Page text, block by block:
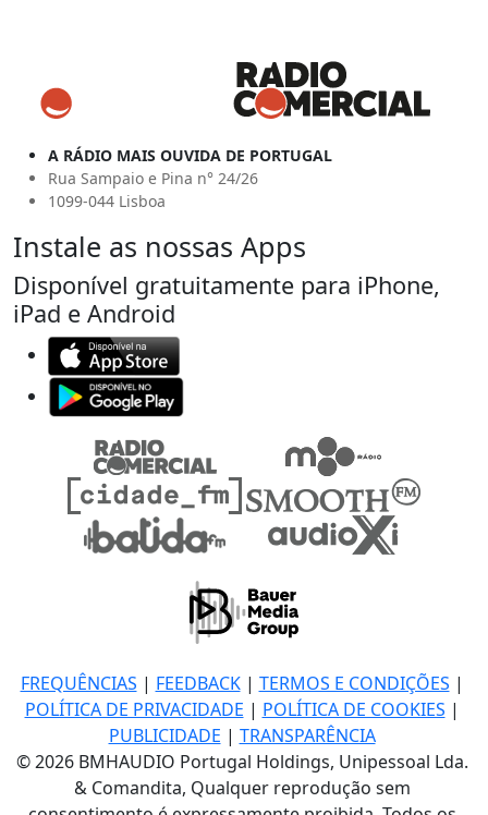
A RÁDIO MAIS OUVIDA DE PORTUGAL
Rua Sampaio e Pina n° 24/26
1099-044 Lisboa
Instale as nossas Apps
Disponível gratuitamente para iPhone,
iPad e Android
FREQUÊNCIAS | FEEDBACK| TERMOS E CONDIÇÕES |
POLÍTICA DE PRIVACIDADE | POLÍTICA DE COOKIES |
PUBLICIDADE | TRANSPARÊNCIA
© 2026 BMHAUDIO Portugal Holdings, Unipessoal Lda.
& Comandita, Qualquer reprodução sem